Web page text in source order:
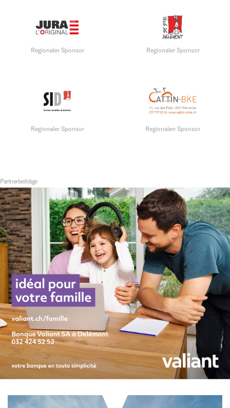
Regionaler Sponsor Regionaler Sponsor
Regionaler Sponsor Regionalen Sponsor
Partnerbeiträge